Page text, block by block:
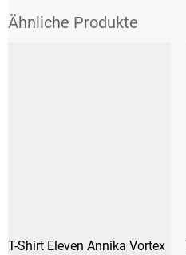
T-Shirt Eleven Annika Vortex